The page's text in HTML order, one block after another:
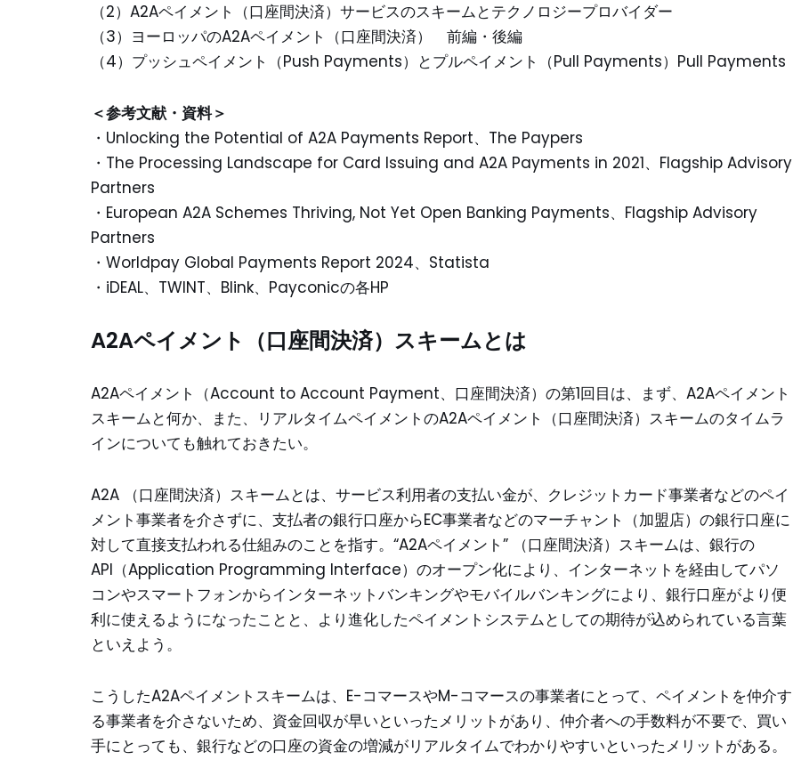
（2）A2Aペイメント（口座間決済）サービスのスキームとテクノロジープロバイダー
（3）ヨーロッパのA2Aペイメント（口座間決済） 前編・後編
（4）プッシュペイメント（Push Payments）とプルペイメント（Pull Payments）Pull Payments
＜参考文献・資料＞
・Unlocking the Potential of A2A Payments Report、The Paypers
・The Processing Landscape for Card Issuing and A2A Payments in 2021、Flagship Advisory
Partners
・European A2A Schemes Thriving, Not Yet Open Banking Payments、Flagship Advisory
Partners
・Worldpay Global Payments Report 2024、Statista
・iDEAL、TWINT、Blink、Payconicの各HP
A2Aペイメント（口座間決済）スキームとは
A2Aペイメント（Account to Account Payment、口座間決済）の第1回目は、まず、A2Aペイメント
スキームと何か、また、リアルタイムペイメントのA2Aペイメント（口座間決済）スキームのタイムラ
インについても触れておきたい。
A2A （口座間決済）スキームとは、サービス利用者の支払い金が、クレジットカード事業者などのペイ
メント事業者を介さずに、支払者の銀行口座からEC事業者などのマーチャント（加盟店）の銀行口座に
対して直接支払われる仕組みのことを指す。“A2Aペイメント” （口座間決済）スキームは、銀行の
API（Application Programming Interface）のオープン化により、インターネットを経由してパソ
コンやスマートフォンからインターネットバンキングやモバイルバンキングにより、銀行口座がより便
利に使えるようになったことと、より進化したペイメントシステムとしての期待が込められている言葉
といえよう。
こうしたA2Aペイメントスキームは、E-コマースやM-コマースの事業者にとって、ペイメントを仲介す
る事業者を介さないため、資金回収が早いといったメリットがあり、仲介者への手数料が不要で、買い
手にとっても、銀行などの口座の資金の増減がリアルタイムでわかりやすいといったメリットがある。